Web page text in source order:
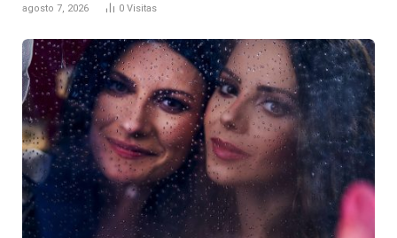
agosto 7, 2026 0 Visitas